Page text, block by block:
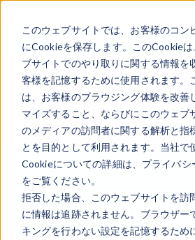
このウェブサイトでは、お客様のコン
にCookieを保存します。このCookieは
ブサイトでのやり取りに関する情報を
客様を記憶するために使用されます。
は、お客様のブラウジング体験を改善
マイズすること、ならびにこのウェブ
のメディアの訪問者に関する解析と指
とを目的として利用されます。当社で
Cookieについての詳細は、プライバシ
をご覧ください。
拒否した場合、このウェブサイトを訪
に情報は追跡されません。ブラウザー
キングを行わない設定を記憶するため
ログイン
Design Optimization
Engineering
September 15, 2026
REGISTER